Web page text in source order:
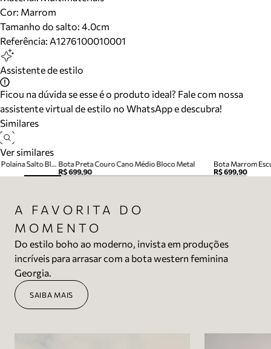
Cor: Marrom
Tamanho do salto: 4.0cm
Referência: A1276100010001
Assistente de estilo
Ficou na dúvida se esse é o produto ideal? Fale com nossa
assistente virtual de estilo no WhatsApp e descubra!
Similares
Ver similares
Bota Preta Couro Cano Médio Bloco Metal
R$ 699,90
R$ 699,90
Bota Preta Couro Cano Médio Polaina Salto Bloco
A FAVORITA DO
MOMENTO
Do estilo boho ao moderno, invista em produções
incríveis para arrasar com a bota western feminina
Georgia.
SAIBA MAIS